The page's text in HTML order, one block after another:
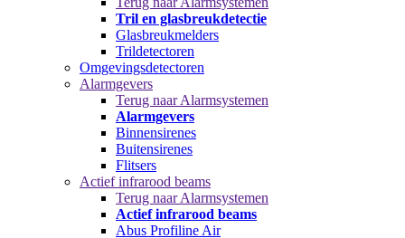
Tril en glasbreukdetectie
Glasbreukmelders
Trildetectoren
Omgevingsdetectoren
Alarmgevers
Terug naar Alarmsystemen
Alarmgevers
Binnensirenes
Buitensirenes
Flitsers
Actief infrarood beams
Terug naar Alarmsystemen
Actief infrarood beams
Abus Profiline Air